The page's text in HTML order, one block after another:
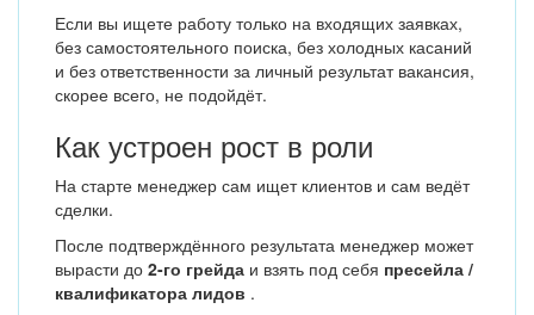
Если вы ищете работу только на входящих заявках,
без самостоятельного поиска, без холодных касаний
и без ответственности за личный результат вакансия,
скорее всего, не подойдёт.
Как устроен рост в роли
На старте менеджер сам ищет клиентов и сам ведёт
сделки.
После подтверждённого результата менеджер может
вырасти до 2-го грейда и взять под себя пресейла /
квалификатора лидов .